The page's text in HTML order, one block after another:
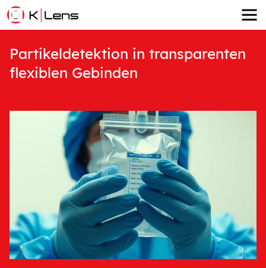
Partikeldetektion in transparenten
flexiblen Gebinden